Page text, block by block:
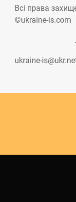
Всі права
©ukraine-is.com
ukraine-